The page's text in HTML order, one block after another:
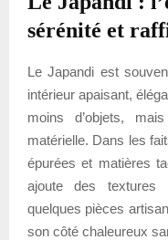
sérénité et
Le Japandi est
intérieur apaisant,
moins d’objets,
matérielle. Dans les
épurées et matières
ajoute des textures
quelques pièces
son côté chaleureux